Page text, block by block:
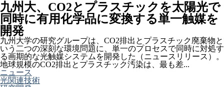
九州大、CO2とプラスチックを太陽光で
同時に有用化学品に変換する単一触媒を
開発
九州大学の研究グループは、CO2排出とプラスチック廃棄物と
いう二つの深刻な環境問題に、単一のプロセスで同時に対処す
る画期的な光触媒システムを開発した（ニュースリリース）。
地球規模のCO2排出とプラスチック汚染は、最も差...
ニュース
光関連技術